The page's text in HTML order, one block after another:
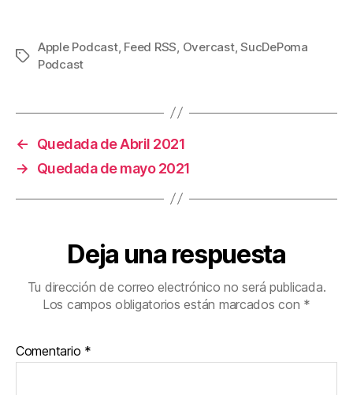
Etiquetas
Apple Podcast, Feed RSS Overcast,SucDePoma
Podcast
←
Quedada de Abril 2021
→
Quedada de mayo 2021
Deja una respuesta
Tu dirección de correo electrónico no será publicada.
Los campos obligatorios están marcados con *
Comentario *